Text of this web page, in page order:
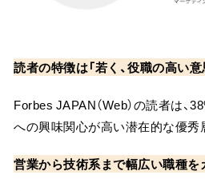
読者の特徴は「若く、役職の高い意
Forbes JAPAN（Web）の読者は、
への興味関心が高い潜在的な優秀
営業から技術系まで幅広い職種を